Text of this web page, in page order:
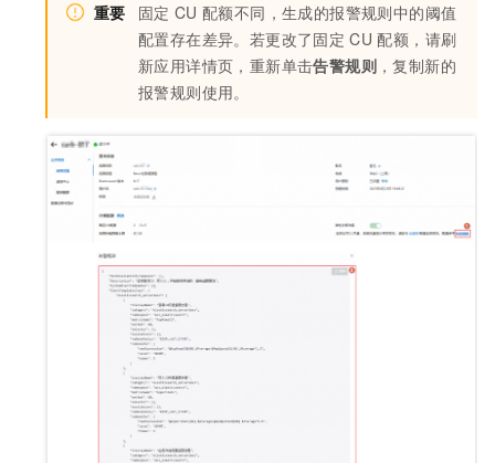
重要 固定 CU 配额不同，生成的报警规则中的阈值
配置存在差异。若更改了固定 CU 配额，请刷
新应用详情页，重新单击告警规则 ，复制新的
报警规则使用。